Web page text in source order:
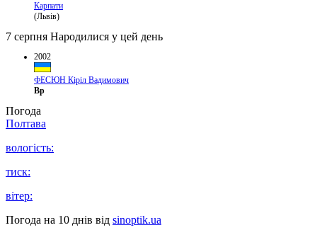
Карпати
(Львів)
7 серпня Народилися у цей день
2002
ФЕСЮН Кіріл Вадимович
Вр
Погода
Полтава
вологість:
тиск:
вітер:
Погода на 10 днів від sinoptik.ua